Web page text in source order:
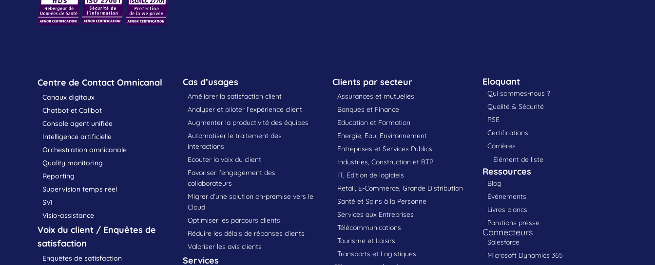
Centre de Contact Omnicanal
Canaux digitaux
Chatbot et Callbot
Console agent unifiée
Intelligence artificielle
Orchestration omnicanale
Quality monitoring
Reporting
Supervision temps réel
SVI
Visio-assistance
Voix du client / Enquêtes de
satisfaction
Enquêtes de satisfaction
Cas d’usages
Améliorer la satisfaction client
Analyser et piloter l’expérience client
Augmenter la productivité des équipes
Automatiser le traitement des
interactions
Ecouter la voix du client
Favoriser l’engagement des
collaborateurs
Migrer d’une solution on-premise vers le
Cloud
Optimiser les parcours clients
Réduire les délais de réponses clients
Valoriser les avis clients
Services
Clients par secteur
Assurances et mutuelles
Banques et Finance
Education et Formation
Énergie, Eau, Environnement
Entreprises et Services Publics
Industries, Construction et BTP
IT, Édition de logiciels
Retail, E-Commerce, Grande Distribution
Santé et Soins à la Personne
Services aux Entreprises
Télécommunications
Tourisme et Loisirs
Transports et Logistiques
Eloquant
Qui sommes-nous ?
Qualité & Sécurité
RSE
Certifications
Carrières
Élément de liste
Ressources
Blog
Événements
Livres blancs
Parutions presse
Connecteurs
Salesforce
Microsoft Dynamics 365